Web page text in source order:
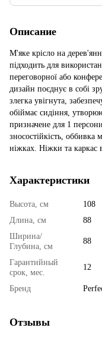
Описание
М'яке крісло на
підходить для
переговорної або
дизайн поєднує в собі
злегка увігнута,
обіймає сидіння,
призначене для 1
зносостійкість, оббивка
ніжках. Ніжки та каркас
Характеристики
Высота, см
108
Длина, см
88
Ширина/
Глубина, см
88
Гарантийный
срок, мес.
12
Бренд
Отзывы